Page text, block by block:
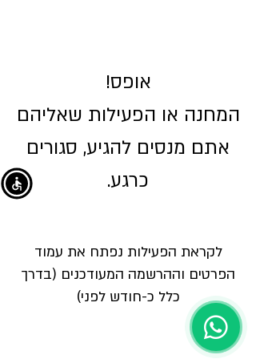
אופס!
המחנה או הפעילות שאליהם
אתם מנסים להגיע, סגורים
כרגע.
לקראת הפעילות נפתח את עמוד
הפרטים וההרשמה המעודכנים (בדרך
כלל כ-חודש לפני)